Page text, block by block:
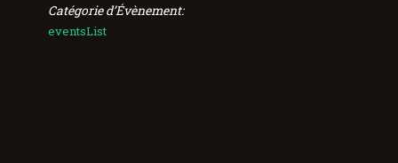
Catégorie d’Évènement:
eventsList